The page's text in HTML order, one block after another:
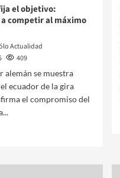
el objetivo:
competir al máximo
Actualidad
409
alemán se muestra
ecuador de la gira
el compromiso del